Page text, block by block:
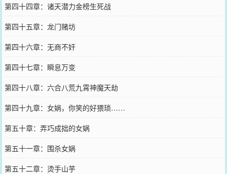
第四十四章：诸天潜力金榜生死战
第四十五章：龙门赌坊
第四十六章：无商不奸
第四十七章：瞬息万变
第四十八章：六合八荒九霄神魔天劫
第四十九章：女娲，你笑的好猥琐……
第五十章：弄巧成拙的女娲
第五十一章：围杀女娲
第五十二章：烫手山芋